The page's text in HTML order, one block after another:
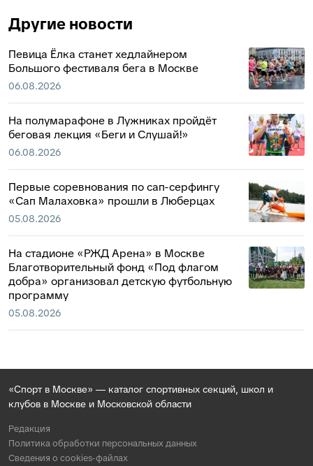
Другие новости
Певица Ёлка станет хедлайнером
Большого фестиваля бега в Москве
06.08.2026
На полумарафоне в Лужниках пройдёт
беговая лекция «Беги и Слушай!»
06.08.2026
Первые соревнования по сап-серфингу
«Сап Малаховка» прошли в Люберцах
05.08.2026
На стадионе «РЖД Арена» в Москве
Благотворительный фонд «Под флагом
добра» организовал детскую футбольную
программу
05.08.2026
«Спорт в Москве» — каталог спортивных секций, школ и
клубов в Москве и Московской области
Редакция
Политика обработки персональных данных
Сведения о cookies-файлах